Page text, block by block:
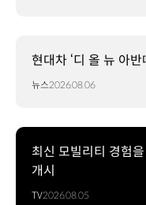
현대차 ‘디 올 뉴 아
뉴스2026.08.06
최신 모빌리티 경험
개시
TV2026.08.05